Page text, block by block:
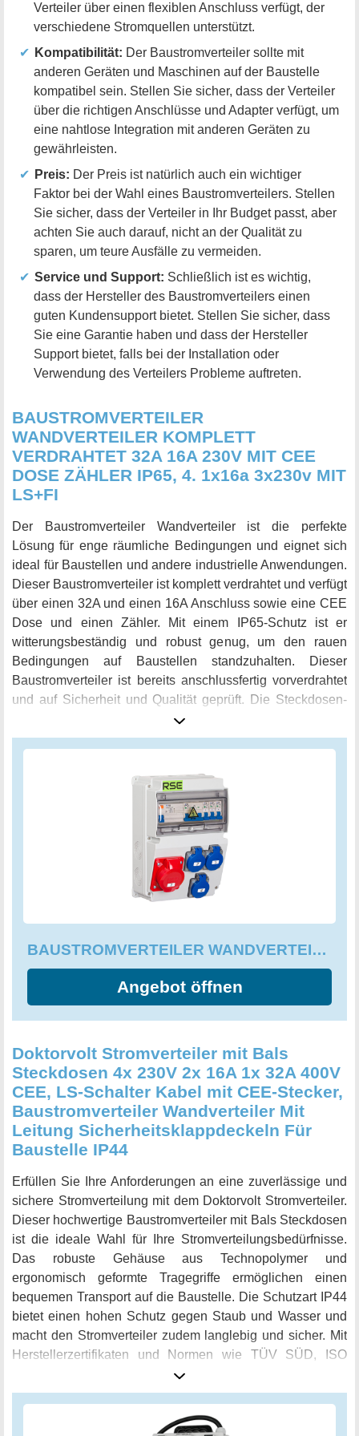
Verteiler über einen flexiblen Anschluss verfügt, der
verschiedene Stromquellen unterstützt.
Kompatibilität: Der Baustromverteiler sollte mit
anderen Geräten und Maschinen auf der Baustelle
kompatibel sein. Stellen Sie sicher, dass der Verteiler
über die richtigen Anschlüsse und Adapter verfügt, um
eine nahtlose Integration mit anderen Geräten zu
gewährleisten.
Preis: Der Preis ist natürlich auch ein wichtiger
Faktor bei der Wahl eines Baustromverteilers. Stellen
Sie sicher, dass der Verteiler in Ihr Budget passt, aber
achten Sie auch darauf, nicht an der Qualität zu
sparen, um teure Ausfälle zu vermeiden.
Service und Support: Schließlich ist es wichtig,
dass der Hersteller des Baustromverteilers einen
guten Kundensupport bietet. Stellen Sie sicher, dass
Sie eine Garantie haben und dass der Hersteller
Support bietet, falls bei der Installation oder
Verwendung des Verteilers Probleme auftreten.
BAUSTROMVERTEILER
WANDVERTEILER KOMPLETT
VERDRAHTET 32A 16A 230V MIT CEE
DOSE ZÄHLER IP65, 4. 1x16a 3x230v MIT
LS+FI
Der Baustromverteiler Wandverteiler ist die perfekte
Lösung für enge räumliche Bedingungen und eignet sich
ideal für Baustellen und andere industrielle Anwendungen.
Dieser Baustromverteiler ist komplett verdrahtet und verfügt
über einen 32A und einen 16A Anschluss sowie eine CEE
Dose und einen Zähler. Mit einem IP65-Schutz ist er
witterungsbeständig und robust genug, um den rauen
Bedingungen auf Baustellen standzuhalten. Dieser
Baustromverteiler ist bereits anschlussfertig vorverdrahtet
und auf Sicherheit und Qualität geprüft. Die Steckdosen-
Kombination ist perfekt für beengte Bauräume und bietet
eine Lösung, um Platz zu sparen. Mit nur einem Gehäuse
Kabel- und Rohrschellen installieren, was Zeit und Geld
spart. Der Baustromverteiler ist mit einem großen
Anschlussraum ausgestattet, der die Anschlussarbeiten
erleichtert. Wenn Sie mit diesem Produkt nicht zufrieden
sind, können Sie es innerhalb kurzer Zeit zurückschicken
und erhalten eine vollständige Rückerstattung des
Kaufpreises. Absicherung, alle Anschlüsse und
Ihre Baustelle und sparen Sie Zeit, Platz und Kosten. BAUSTROMVERTEILER WANDVERTEILER KOMPLETT VERDRAHTET 32A 16A 230V
Angebot öffnen
Doktorvolt Stromverteiler mit Bals
Steckdosen 4x 230V 2x 16A 1x 32A 400V
CEE, LS-Schalter Kabel mit CEE-Stecker,
Baustromverteiler Wandverteiler Mit
Leitung Sicherheitsklappdeckeln Für
Baustelle IP44
Erfüllen Sie Ihre Anforderungen an eine zuverlässige und
sichere Stromverteilung mit dem Doktorvolt Stromverteiler.
Dieser hochwertige Baustromverteiler mit Bals Steckdosen
ist die ideale Wahl für Ihre Stromverteilungsbedürfnisse.
Das robuste Gehäuse aus Technopolymer und
ergonomisch geformte Tragegriffe ermöglichen einen
bequemen Transport auf die Baustelle. Die Schutzart IP44
bietet einen hohen Schutz gegen Staub und Wasser und
macht den Stromverteiler zudem langlebig und sicher. Mit
Herstellerzertifikaten und Normen wie TÜV SÜD, ISO
9001:2015, CE und IEC 61439 können Sie sicher sein,
dass Sie ein zuverlässiges Produkt erhalten, das höchsten
Qualitätsstandards entspricht. Der Stromverteiler ist
bestückt mit insgesamt 4x 230V 16A Schuko-Steckdosen